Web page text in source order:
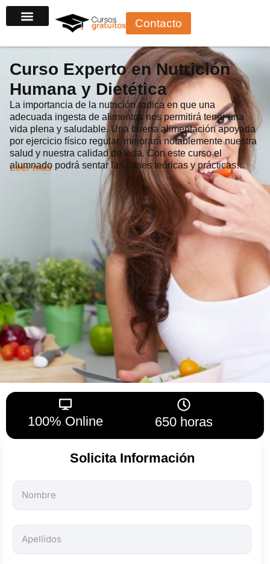
al
Contacto
Curso Experto en Nutrición
Humana y Dietética
La importancia de la nutrición radica en que una
adecuada ingesta de alimentos nos permitirá tener una
vida plena y saludable. Una buena alimentación apoyada
por ejercicio físico regular, mejorará notablemente nuestra
salud y nuestra calidad de vida. Con este curso el
alumnado podrá sentar las bases teóricas y prácticas…
Leer más
100% Online 650 horas
Solicita Información
Todos
los
son
obligatorios.